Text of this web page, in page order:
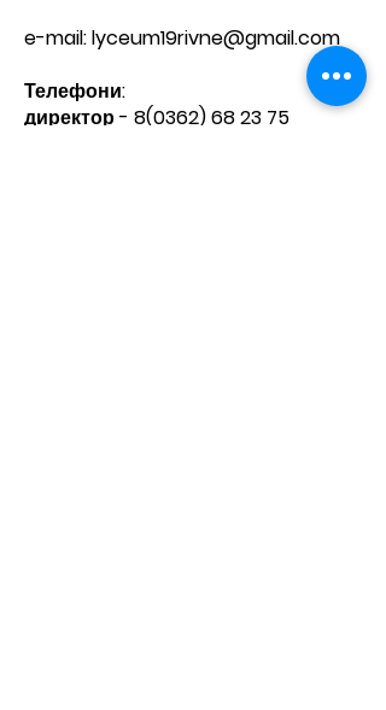
e-mail:lyceum19rivne@gmail.com
Телефони:​
директор - 8(0362) 68 23 75